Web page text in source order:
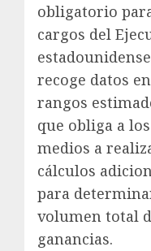
obligatorio
cargos del
recoge datos en
rangos
que obliga a los
medios a
cálculos
para
volumen total
ganancias.